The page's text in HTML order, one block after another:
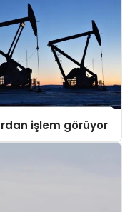
işlem görüyor